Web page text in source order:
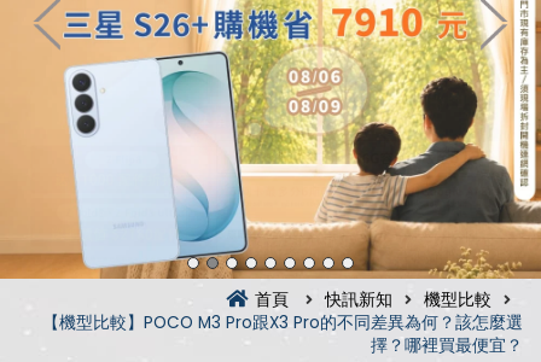
首頁 快訊新知
機型比較
【機型比較】POCO M3 Pro跟X3 Pro的不同差異為何？該怎麼選
擇？哪裡買最便宜？